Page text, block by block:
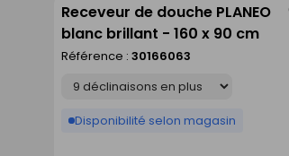
Receveur de douche PLANEO
blanc brillant - 160 x 90 cm
Référence : 30166063
Disponibilité selon magasin